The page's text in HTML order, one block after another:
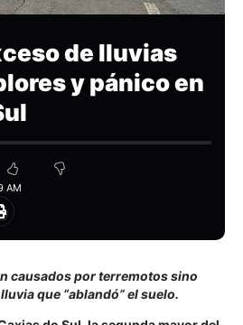
de lluvias
y pánico en
AM
causados por terremotos sino
que “ablandó” el suelo.